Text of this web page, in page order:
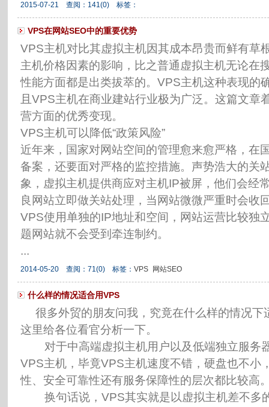
2015-07-21 查阅： 141(0) 标签：
VPS在网站SEO中的重要优势
VPS主机对比其虚拟主机因其成本昂贵而鲜有草
主机价格因素的影响，比之普通虚拟主机无论在
性能方面都是出类拔萃的。VPS主机这种表现的
且VPS主机在商业建站行业极为广泛。这篇文章
营方面的优秀变现。
VPS主机可以降低“政策风险”
近年来，国家对网站空间的管理愈来愈严格，在
备案，还要面对严格的监控措施。声势浩大的关
象，虚拟主机提供商应对主机IP被屏，他们会经
良网站立即做关站处理，当网站微微严重时会收
VPS使用单独的IP地址和空间，网站运营比较独
题网站就不会受到牵连制约。
...
2014-05-20 查阅： 71(0) 标签： VPS 网站SEO
什么样的情况适合用VPS
很多外贸的朋友问我，究竟在什么样的情况下
这里给各位看官分析一下。
对于中高端虚拟主机用户以及低端独立服务
VPS主机，毕竟VPS主机速度不错，硬盘也不小
性、安全可靠性还有服务保障性的层次都比较高
换句话说，VPS其实就是以虚拟主机差不多